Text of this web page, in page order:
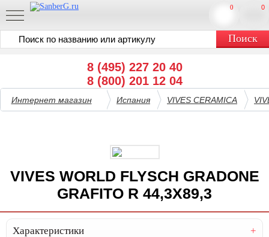
8 (495) 227 20 40
8 (800) 201 12 04
0
0
Интернет магазин Испания VIVES CERAMICA
VIVES WORLD FLYSCH GRADONE
GRAFITO R 44,3X89,3
Характеристики